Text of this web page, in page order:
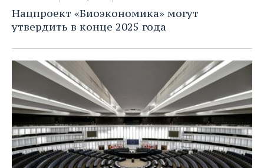
ХОККЕЙ С МЯЧОМ
ПРОИСШЕСТВИЯ
Нацпроект «Биоэкономика» могут
утвердить в конце 2025 года